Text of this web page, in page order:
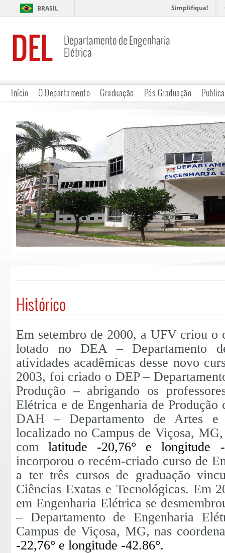
BRASIL Simplifique!
DEL
Departamento de Engenharia
Elétrica
Início O Departamento Graduação Pós-Graduação
Histórico
Em setembro de 2000, a UFV criou o
lotado no DEA – Departamento
atividades acadêmicas desse novo
2003, foi criado o DEP –
Produção – abrigando os
Elétrica e de Engenharia de
DAH – Departamento de Artes e
localizado no Campus de Viçosa,
comlatitude -20,76° e longitude -
incorporou o recém-criado curso de
a ter três cursos de graduação
Ciências Exatas e Tecnológicas. Em
em Engenharia Elétrica se
– Departamento de Engenharia
Campus de Viçosa, MG, nas
-22,76° e longitude -42.86°.